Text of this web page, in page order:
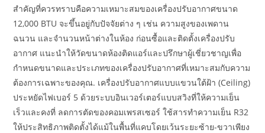
สำคัญที่ควรทราบคือความเหมาะสมของเครื่องปรับอากาศขนาด
12,000 BTU จะขึ้นอยู่กับปัจจัยต่าง ๆ เช่น ความสูงของเพดาน
ฉนวน และจำนวนหน้าต่างในห้อง ก่อนซื้อและติดตั้งเครื่องปรับ
อากาศ แนะนำให้วัดขนาดห้องติดแอร์และปรึกษาผู้เชี่ยวชาญเพื่อ
กำหนดขนาดและประเภทของเครื่องปรับอากาศที่เหมาะสมกับความ
ต้องการเฉพาะของคุณ. เครื่องปรับอากาศแบบแขวนใต้ฝ้า (Ceiling)
ประหยัดไฟเบอร์ 5 ด้วยระบบอินเวอร์เตอร์แบบสวิงที่ให้ความเย็น
เร็วและคงที่ ลดการตัดของคอมเพรสเซอร์ ใช้สารทำความเย็น R32
ให้ประสิทธิภาพติดตั้งได้แม้ในพื้นที่แคบโดยเว้นระยะซ้าย-ขวาเพียง